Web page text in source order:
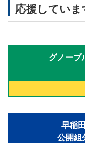
応援していま
グノーブ
早稲
公開組